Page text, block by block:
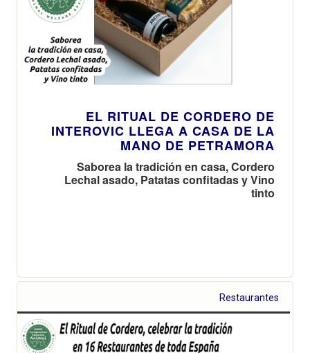
EL RITUAL DE CORDERO DE
INTEROVIC LLEGA A CASA DE LA
MANO DE PETRAMORA
Saborea la tradición en casa, Cordero
Lechal asado, Patatas confitadas y Vino
tinto
Restaurantes